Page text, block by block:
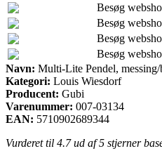
Besøg
Besøg
Besøg
Besøg
Navn: Multi-Lite Pendel, messing/
Kategori: Louis Wiesdorf
Producent: Gubi
Varenummer: 007-03134
EAN: 5710902689344
Vurderet til 4.7ud af 5 stjerner